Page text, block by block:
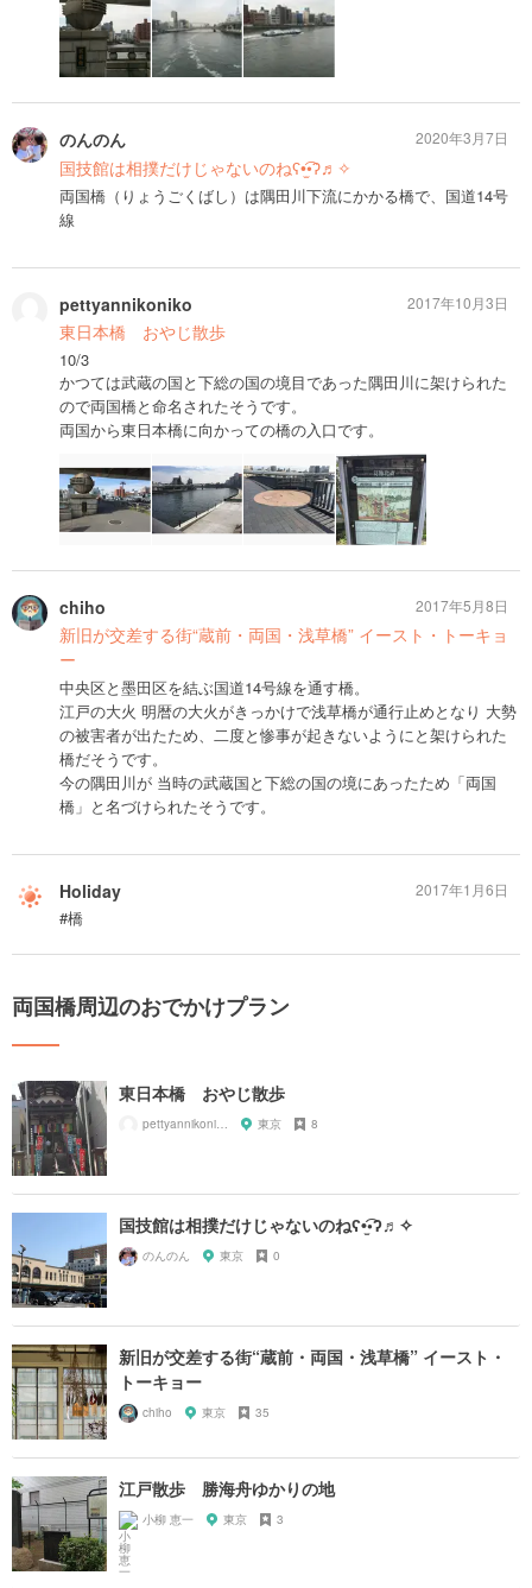
のんのん
国技館は相撲だけじゃないのねʕ•̫͡•ʔ♬✧
両国橋（りょうごくばし）は隅田川下流にかかる橋で、国道14号
線
2020年3月7日
pettyannikoniko
東日本橋 おやじ散歩
10/3
かつては武蔵の国と下総の国の境目であった隅田川に架けられた
ので両国橋と命名されたそうです。
両国から東日本橋に向かっての橋の入口です。
2017年10月3日
chiho
新旧が交差する街“蔵前・両国・浅草橋” イースト・トーキョ
ー
中央区と墨田区を結ぶ国道14号線を通す橋。
江戸の大火 明暦の大火がきっかけで浅草橋が通行止めとなり 大勢
の被害者が出たため、二度と惨事が起きないようにと架けられた
橋だそうです。
今の隅田川が 当時の武蔵国と下総の国の境にあったため「両国
橋」と名づけられたそうです。
2017年5月8日
Holiday
#橋
2017年1月6日
両国橋周辺のおでかけプラン
東日本橋 おやじ散歩
pettyannikoniko 東京 8
国技館は相撲だけじゃないのねʕ•̫͡•ʔ♬✧
のんのん 東京 0
新旧が交差する街“蔵前・両国・浅草橋” イースト・
トーキョー
chiho 東京 35
江戸散歩 勝海舟ゆかりの地
小柳 恵一 東京 3